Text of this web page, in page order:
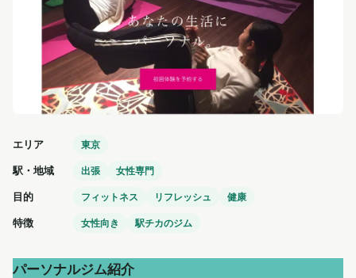
エリア 東京
駅・地域 出張 女性専門
目的 フィットネス リフレッシュ 健康
特徴 女性向き 駅チカのジム
パーソナルジム紹介